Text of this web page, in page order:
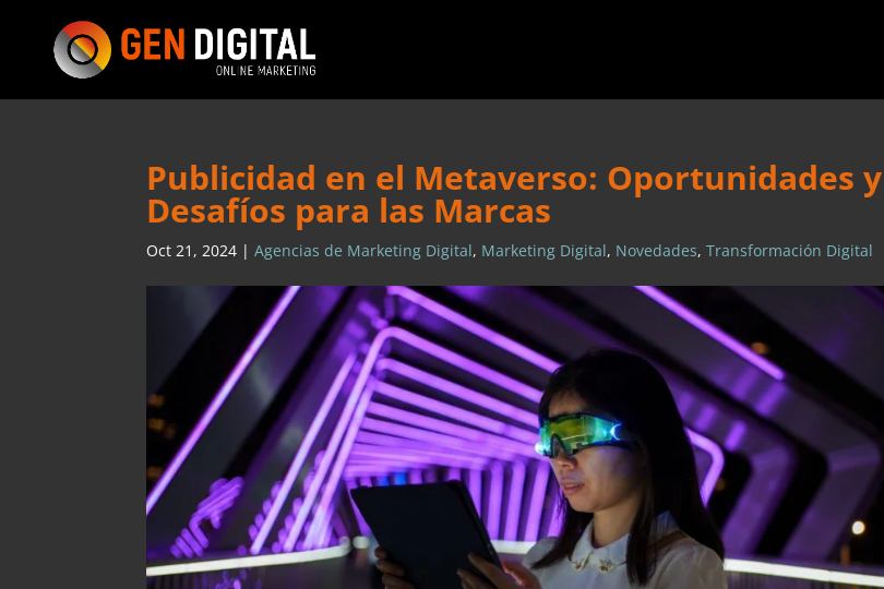
Publicidad en el Metaverso: Oportunidades y
Desafíos para las Marcas
Oct 21, 2024 |Agencias de Marketing Digital, Marketing Digital, Novedades,Transformación Digital